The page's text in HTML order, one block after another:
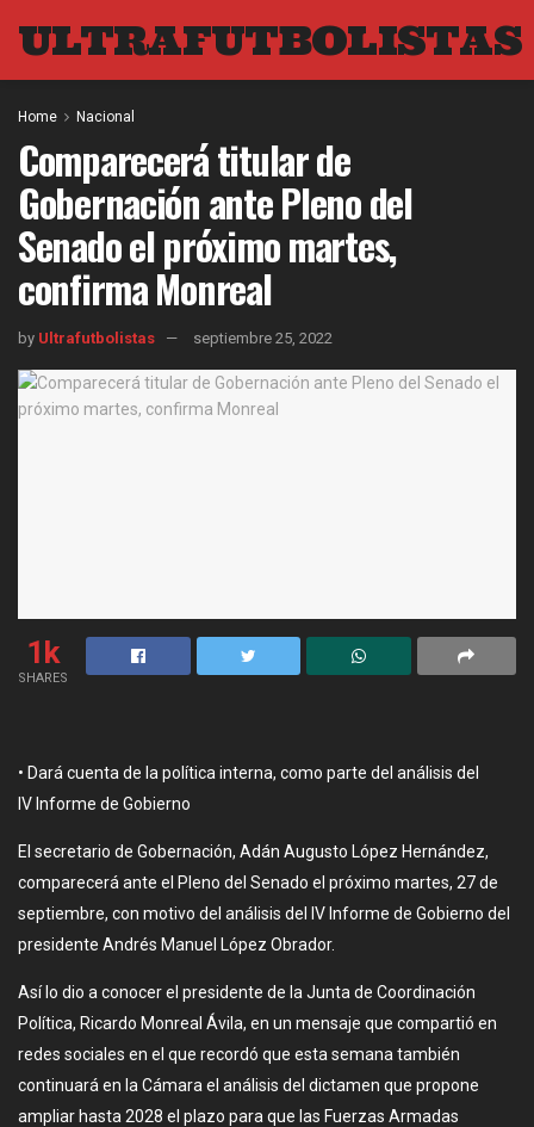
ULTRAFUTBOLISTAS
Home Nacional
Comparecerá titular de
Gobernación ante Pleno del
Senado el próximo martes,
confirma Monreal
by Ultrafutbolistas septiembre 25, 2022
1k
SHARES
• Dará cuenta de la política interna, como parte del análisis del
IV Informe de Gobierno
El secretario de Gobernación, Adán Augusto López Hernández,
comparecerá ante el Pleno del Senado el próximo martes, 27 de
septiembre, con motivo del análisis del IV Informe de Gobierno del
presidente Andrés Manuel López Obrador.
Así lo dio a conocer el presidente de la Junta de Coordinación
Política, Ricardo Monreal Ávila, en un mensaje que compartió en
redes sociales en el que recordó que esta semana también
continuará en la Cámara el análisis del dictamen que propone
ampliar hasta 2028 el plazo para que las Fuerzas Armadas